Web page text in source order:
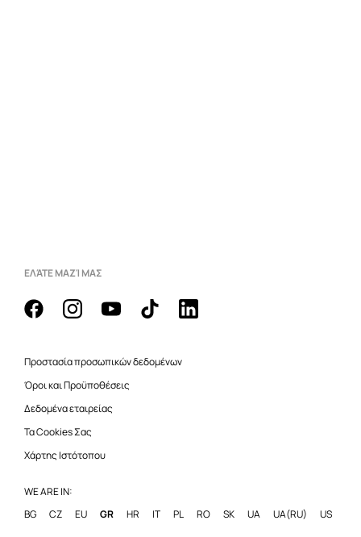
ΕΛΆΤΕ ΜΑΖΊ ΜΑΣ
Προστασία προσωπικών δεδομένων
Όροι και Προϋποθέσεις
Δεδομένα εταιρείας
Τα Cookies Σας
Χάρτης Ιστότοπου
WE ARE IN:
BG
CZ EU GR HR IT PL RO SK UA UA(RU) US